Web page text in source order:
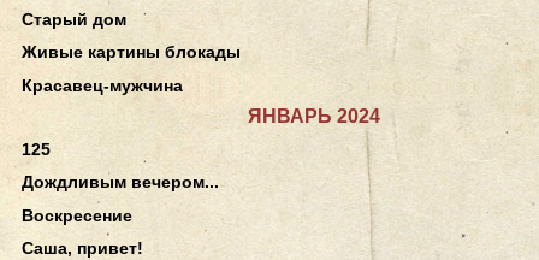
Старый дом
Живые картины блокады
Красавец-мужчина
ЯНВАРЬ 2024
125
Дождливым вечером...
Воскресение
Саша, привет!